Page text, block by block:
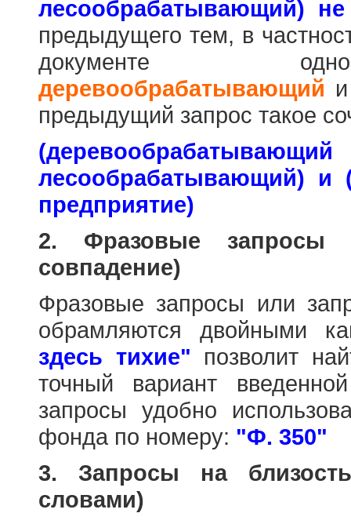
лесообрабатывающий) не
предыдущего тем, в
документе
деревообрабатывающий
предыдущий запрос такое
лесообрабатывающий) и
предприятие)
2. Фразовые запросы
совпадение)
Фразовые запросы или
обрамляются двойными
здесь тихие" позволит
точный вариант
запросы удобно
фонда по номеру: "Ф. 350"
3. Запросы на
словами)